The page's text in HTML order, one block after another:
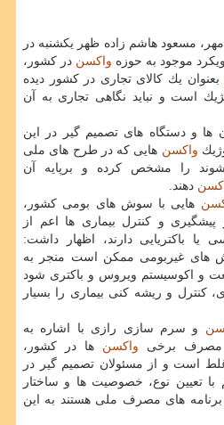
مسعود هاشم زاده ظهر یكشنبه در
موجود به حوزه واكسن در كشور،
بعنوان یك كالای تجاری در كشور دیده
است و نباید نگاهی تجاری به آن
ها و دستگاه های تصمیم گیر در این
واكسن هایی كه در طرح های ملی
را مشخص كرده و برپایه آن
دهند.
هایی با سوش های بومی كشور،
پیشگیری و كنترل بیماری ها اعم از
یا باكتریایی دارند، اظهار داشت:
های غیربومی ممكن است منجر به
و اكوسیستم ویروس و باكتری شود
كنترل و ریشه كنی بیماری را بسیار
و سرم سازی رازی با اشاره به
مصرف برخی واكسن ها در كشور،
است و از مسئولان تصمیم گیر در
تعیین نوع، خصوصیت ها و ساختار
های مصرف ملی هستند به این